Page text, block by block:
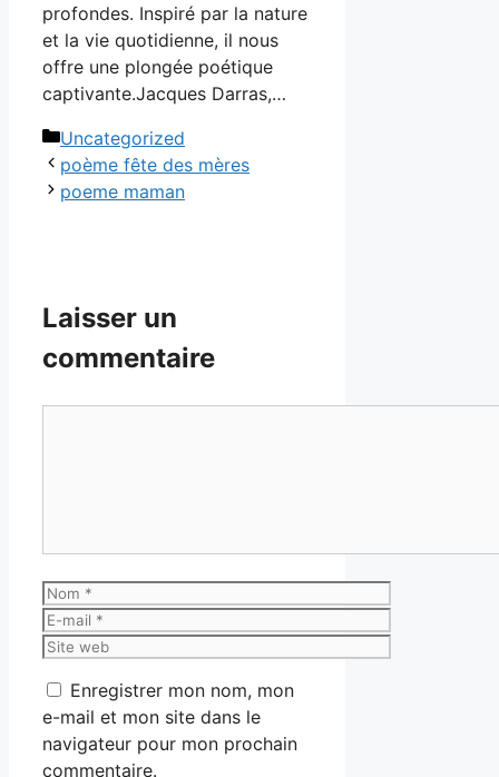
profondes. Inspiré par la nature
et la vie quotidienne, il nous
offre une plongée poétique
captivante.Jacques Darras,…
Catégories
Uncategorized
poème fête des mères
poeme maman
Laisser un
commentaire
Nom
E-
mail
Site
Enregistrer mon nom, mon
e-mail et mon site dans le
navigateur pour mon prochain
commentaire.